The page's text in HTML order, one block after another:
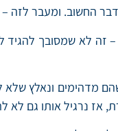
החשוב. ומעבר לזה
זה לא שמסובך להגיד
מדהימים ונאלץ
נרגיל אותו גם לא